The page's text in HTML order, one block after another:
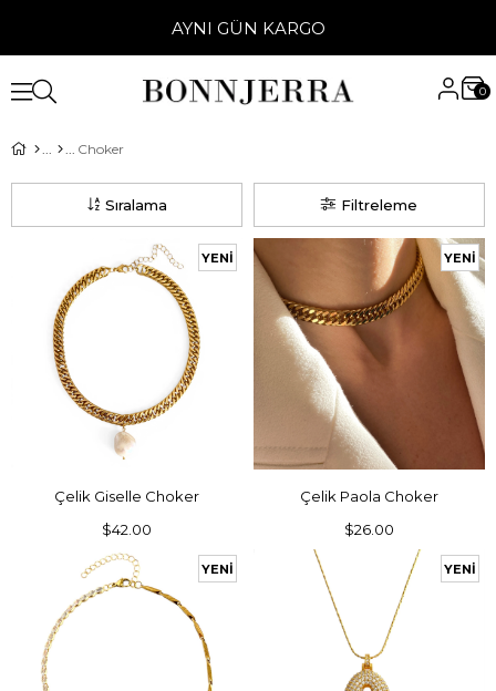
AYNI GÜN KARGO
0
Choker
Filtreleme
Sıralama
SEPETE EKLE
Çelik Giselle Choker
$42.00
YENI
SEPETE EKLE
Çelik Paola Choker
$26.00
YENI
ÜRÜN
YENI
YENI